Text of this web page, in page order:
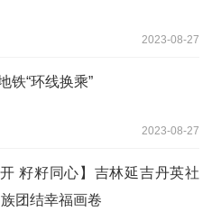
2023-08-27
铁“环线换乘”
2023-08-27
开 籽籽同心】吉林延吉丹英社
团结幸福画卷